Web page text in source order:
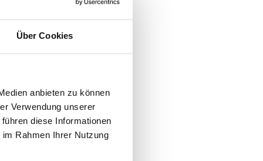
Über Cookies
anbieten zu können
Verwendung unserer
diese Informationen
Rahmen Ihrer Nutzung